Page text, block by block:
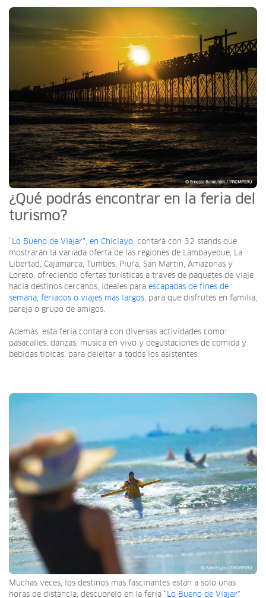
¿Qué podrás encontrar en la feria del
turismo?
“Lo Bueno de Viajar”, en Chiclayo, contará con 32 stands que
mostrarán la variada oferta de las regiones de Lambayeque, La
Libertad, Cajamarca, Tumbes, Piura, San Martín, Amazonas y
Loreto, ofreciendo ofertas turísticas a través de paquetes de viaje
hacia destinos cercanos, ideales para escapadas de fines de
semana, feriados o viajes más largos, para que disfrutes en familia,
pareja o grupo de amigos.
Además, esta feria contará con diversas actividades como:
pasacalles, danzas, música en vivo y degustaciones de comida y
bebidas típicas, para deleitar a todos los asistentes.
Muchas veces, los destinos más fascinantes están a solo unas
horas de distancia, descúbrelo en la feria
“Lo Bueno de Viajar”